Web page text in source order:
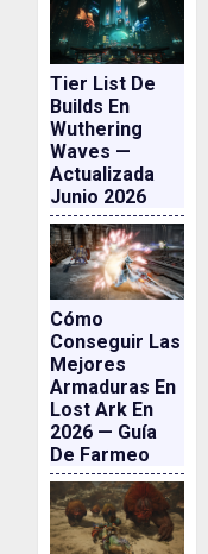
Tier List De
Builds En
Wuthering
Waves —
Actualizada
Junio 2026
Cómo
Conseguir Las
Mejores
Armaduras En
Lost Ark En
2026 — Guía
De Farmeo